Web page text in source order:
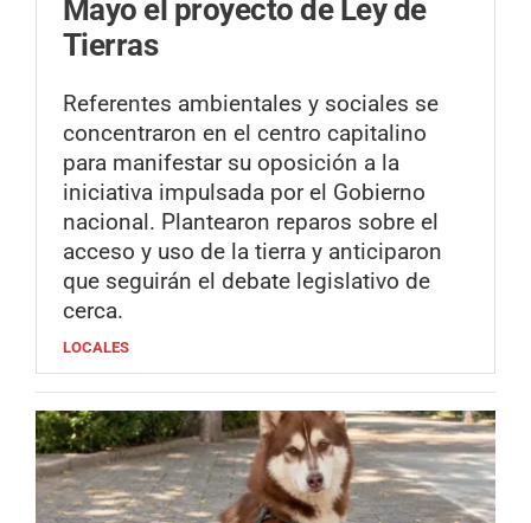
Mayo el proyecto de Ley de
Tierras
Referentes ambientales y sociales se
concentraron en el centro capitalino
para manifestar su oposición a la
iniciativa impulsada por el Gobierno
nacional. Plantearon reparos sobre el
acceso y uso de la tierra y anticiparon
que seguirán el debate legislativo de
cerca.
LOCALES